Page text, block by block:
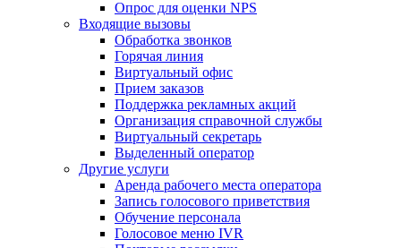
Опрос для оценки NPS
Входящие вызовы
Обработка звонков
Горячая линия
Виртуальный офис
Прием заказов
Поддержка рекламных акций
Организация справочной службы
Виртуальный секретарь
Выделенный оператор
Другие услуги
Аренда рабочего места оператора
Запись голосового приветствия
Обучение персонала
Голосовое меню IVR